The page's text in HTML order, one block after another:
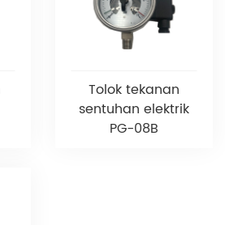
Tolok tekanan
sentuhan elektrik
PG-08B